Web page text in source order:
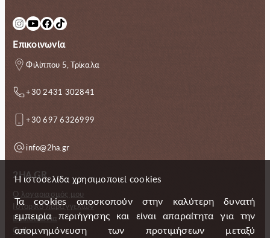
InstagramYouTube Facebook TikTok
Επικοινωνία
Φιλίππου 5, Τρίκαλα
+30 2431 302841
+30 697 6326999
info@2ha.gr
2HA.GR
Ο λογαριασμός μου
Ιστορικό παραγγελιών
Επικοινωνία
Gallery
Η ιστοσελίδα χρησιμοποιεί cookies
Τα cookies αποσκοπούν στην καλύτερη δυνατή
εμπειρία περιήγησης και είναι απαραίτητα για την
απομνημόνευση των προτιμήσεων μεταξύ